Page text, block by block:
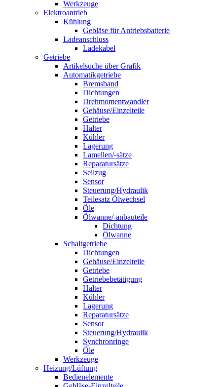
Werkzeuge
Elektroantrieb
Kühlung
Gebläse für Antriebsbatterie
Ladeanschluss
Ladekabel
Getriebe
Artikelsuche über Grafik
Automatikgetriebe
Bremsband
Dichtungen
Drehmomentwandler
Gehäuse/Einzelteile
Getriebe
Halter
Kühler
Lagerung
Lamellen/-sätze
Reparatursätze
Seilzug
Sensor
Steuerung/Hydraulik
Teilesatz Ölwechsel
Öle
Ölwanne/-anbauteile
Dichtung
Ölwanne
Schaltgetriebe
Dichtungen
Gehäuse/Einzelteile
Getriebe
Getriebebetätigung
Halter
Kühler
Lagerung
Reparatursätze
Sensor
Steuerung/Hydraulik
Synchronringe
Öle
Werkzeuge
Heizung/Lüftung
Bedienelemente